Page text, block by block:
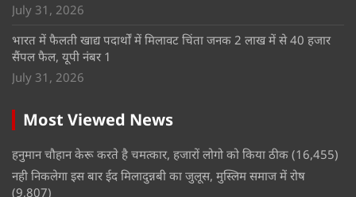
July 31, 2026
भारत में फैलती खाद्य पदार्थों में मिलावट चिंता जनक 2 लाख में से 40 हजार
सैंपल फैल, यूपी नंबर 1
July 31, 2026
Most Viewed News
हनुमान चौहान केरू करते है चमत्कार, हजारों लोगो को किया ठीक (16,455)
नही निकलेगा इस बार ईद मिलादुन्नबी का जुलूस, मुस्लिम समाज में रोष
(9,807)